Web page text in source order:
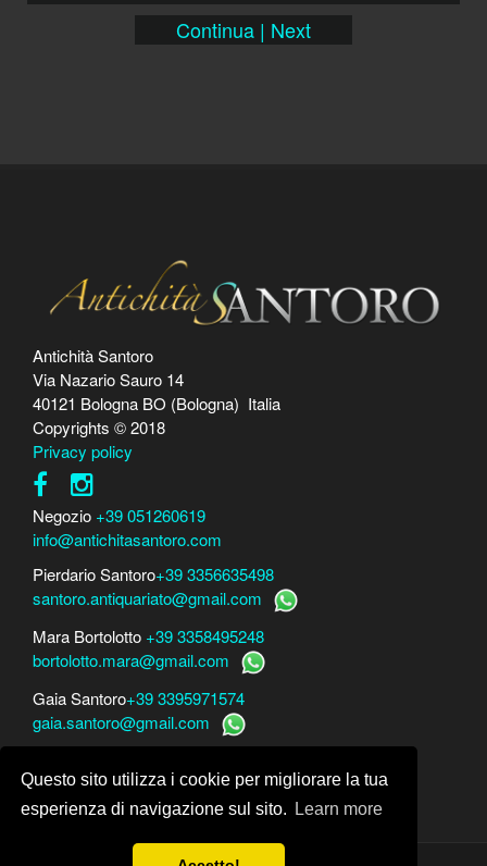
Questo sito utilizza i cookie per migliorare la tua
esperienza di navigazione sul sito.
Learn more
Continua | Next
Antichità Santoro
Via Nazario Sauro 14
40121 Bologna BO (Bologna) Italia
Copyrights © 2018
Privacy policy
Negozio +39 051260619
info@antichitasantoro.com
Pierdario Santoro+39 3356635498
santoro.antiquariato@gmail.com
Mara Bortolotto +39 3358495248
bortolotto.mara@gmail.com
Gaia Santoro+39 3395971574
gaia.santoro@gmail.com
Mara Bortolottowww.perito-arte-antiquariato.it
Dario Santorowww.peritoarte.info